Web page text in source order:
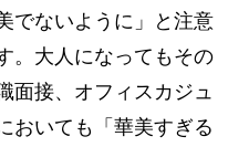
でないように」と注意
。大人になってもその
面接、オフィスカジュ
おいても「華美すぎる